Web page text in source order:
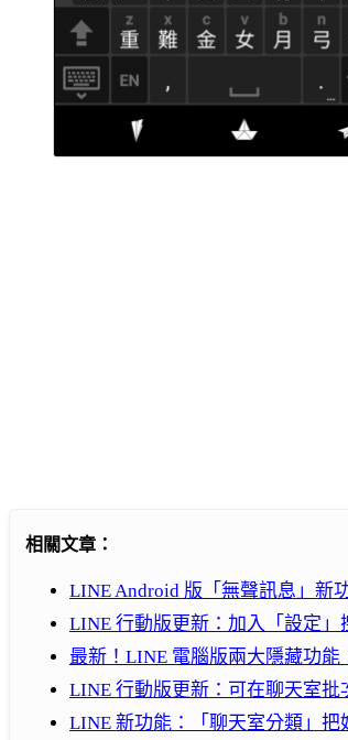
相關文章：
LINE Android 版「無聲訊息」新
LINE 行動版更新：加入「設定」
最新！LINE 電腦版兩大隱藏功能
LINE 行動版更新：可在聊天室批
LINE 新功能：「聊天室分類」把